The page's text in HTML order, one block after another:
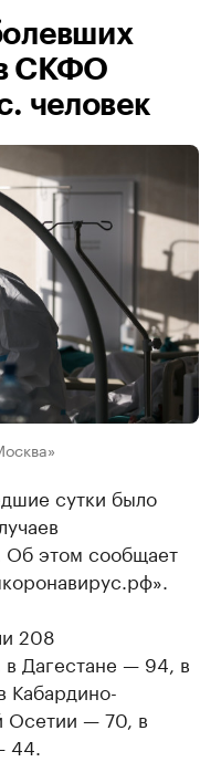
СКФО
человек
сутки было
Об этом сообщает
208
Дагестане — 94, в
Кабардино-
Осетии — 70, в
44.